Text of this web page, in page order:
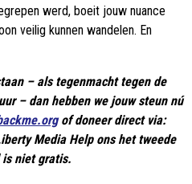
werd, boeit jouw nuance
veilig kunnen wandelen. En
– als tegenmacht tegen de
– dan hebben we jouw steun nú
of doneer direct via:
Media Help ons het tweede
is niet gratis.